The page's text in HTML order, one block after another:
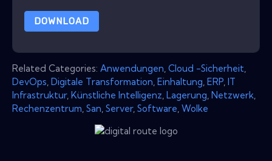
DOWNLOAD
Related Categories: Anwendungen Cloud -Sicherheit
DevOps Digitale Transformation Einhaltung ERP IT
Infrastruktur, Künstliche Intelligenz Lagerung Netzwerk
Rechenzentrum San Server, Software Wolke